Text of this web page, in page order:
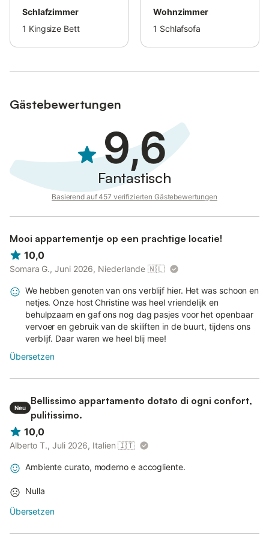
Schlafzimmer
1 Kingsize Bett
Wohnzimmer
1 Schlafsofa
Gästebewertungen
9,6
Fantastisch
Basierend auf 457 verifizierten Gästebewertungen
Mooi appartementje op een prachtige locatie!
10,0
Somara G., Juni 2026, Niederlande 🇳🇱
We hebben genoten van ons verblijf hier. Het was schoon en
netjes. Onze host Christine was heel vriendelijk en
behulpzaam en gaf ons nog dag pasjes voor het openbaar
vervoer en gebruik van de skiliften in de buurt, tijdens ons
verblijf. Daar waren we heel blij mee!
Übersetzen
Neu
Bellissimo appartamento dotato di ogni confort,
pulitissimo.
10,0
Alberto T., Juli 2026, Italien 🇮🇹
Ambiente curato, moderno e accogliente.
Nulla
Übersetzen